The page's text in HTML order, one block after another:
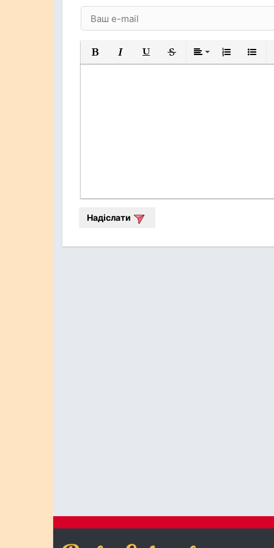
ЖирнийКурсивПідкреслений
ЗакресленийВирівнювання
Надіслати